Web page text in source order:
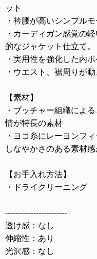
ット
・衿腰が高いシンプル
・カーディガン感覚の
的なジャケット仕立て。
・実用性を強化した内
・ウエスト、裾周りが
【素材】
・ブッチャー組織によ
情が特長の素材
・ヨコ糸にレーヨンフ
しなやかさのある素材
【お手入れ方法】
・ドライクリーニング
------------------------
透け感：なし
伸縮性：あり
光沢感：なし